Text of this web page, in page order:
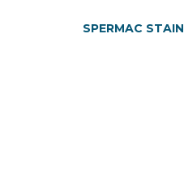
SPERMAC STAIN